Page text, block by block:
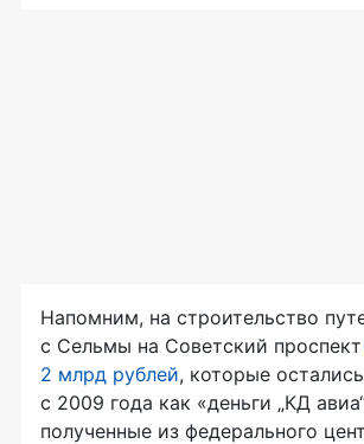
Напомним, на строительство
с Сельмы на Советский проспект
2 млрд рублей, которые
с 2009 года как «деньги „КД
полученные из федерального